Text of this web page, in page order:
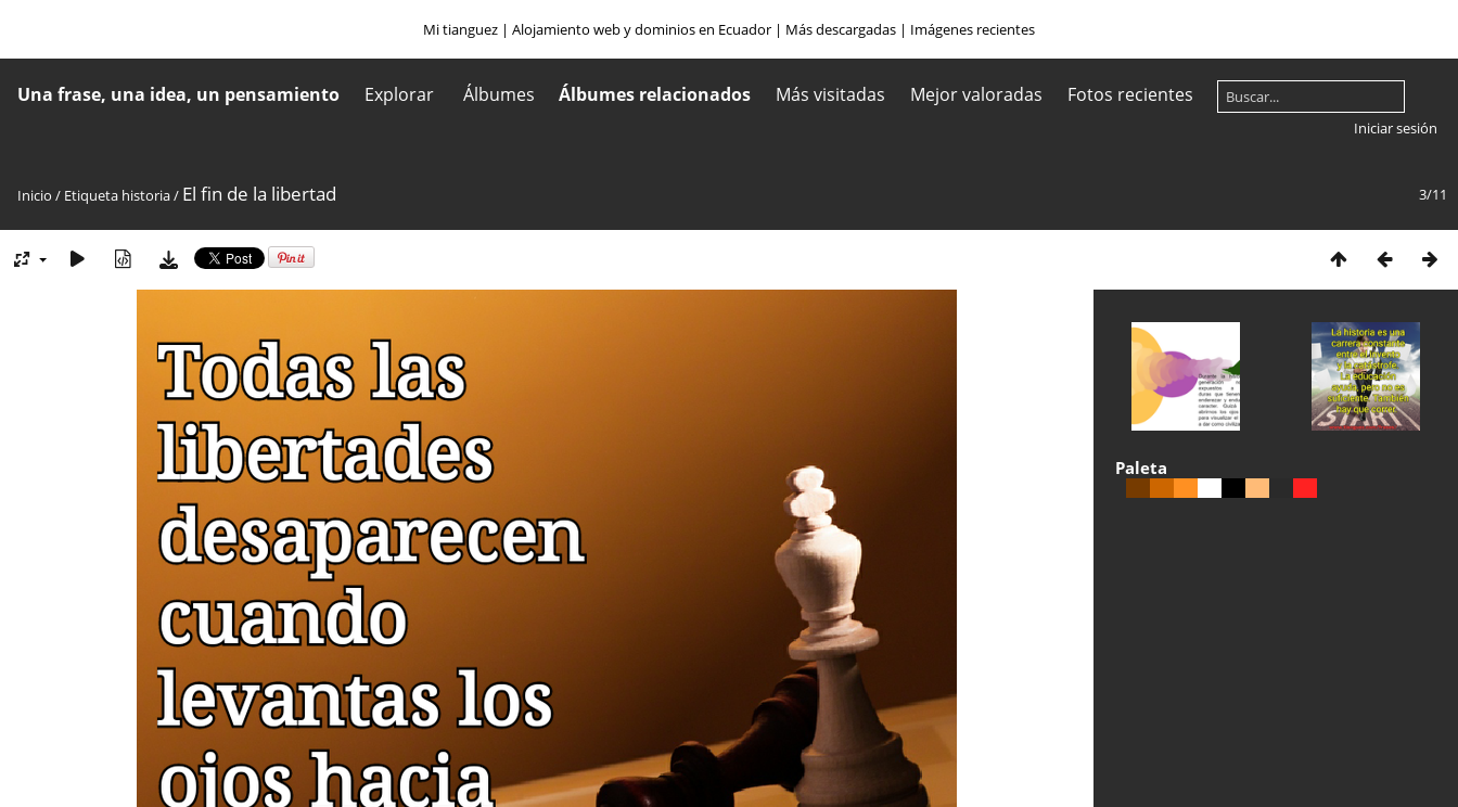
Mi tianguez | Alojamiento web y dominios en Ecuador | Más descargadas | Imágenes recientes
Una frase, una idea, un pensamiento Explorar Álbumes Álbumes relacionados Más visitadas Mejor valoradas Fotos recientes
Iniciar sesión
3/11
Inicio / Etiqueta historia/ El fin de la libertad
Paleta